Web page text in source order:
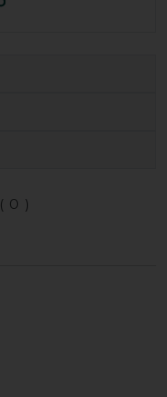
(0)